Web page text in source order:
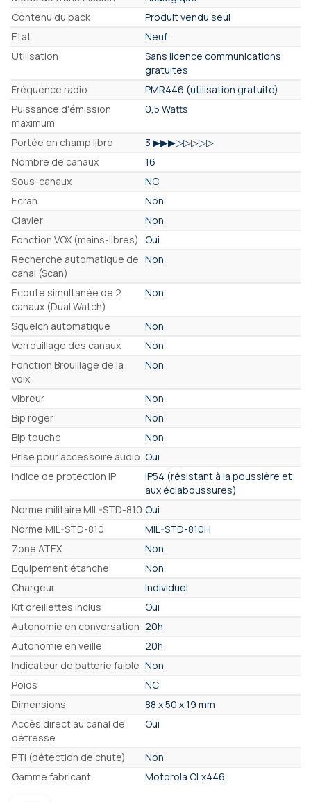
Contenu du pack
Produit vendu seul
Etat
Neuf
Utilisation
Sans licence communications
gratuites
Fréquence radio
PMR446 (utilisation gratuite)
Puissance d'émission
maximum
0,5 Watts
Portée en champ libre
3 ▶▶▶▷▷▷▷▷
Nombre de canaux
16
Sous-canaux
NC
Écran
Non
Clavier
Non
Fonction VOX (mains-libres) Oui
Recherche automatique de
canal (Scan)
Non
Ecoute simultanée de 2
canaux (Dual Watch)
Non
Squelch automatique
Non
Verrouillage des canaux
Non
Fonction Brouillage de la
voix
Non
Vibreur
Non
Bip roger
Non
Bip touche
Non
Prise pour accessoire audio Oui
Indice de protection IP
IP54 (résistant à la poussière et
aux éclaboussures)
Norme militaire MIL-STD-810 Oui
Norme MIL-STD-810
MIL-STD-810H
Zone ATEX
Non
Equipement étanche
Non
Chargeur
Individuel
Kit oreillettes inclus
Oui
Autonomie en conversation 20h
Autonomie en veille
20h
Indicateur de batterie faible Non
Poids
NC
Dimensions
88 x 50 x 19 mm
Accès direct au canal de
détresse
Oui
PTI (détection de chute)
Non
Gamme fabricant
Motorola CLx446